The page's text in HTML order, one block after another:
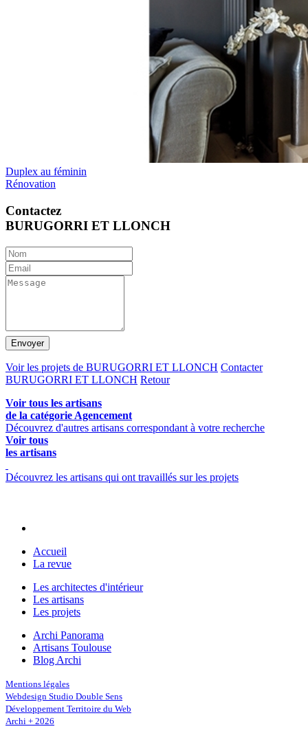
Duplex au féminin
Rénovation
Contactez
BURUGORRI ET LLONCH
Envoyer
Voir les projets de BURUGORRI ET LLONCH Contacter
BURUGORRI ET LLONCH Retour
Voir tous les artisans
de la catégorie Agencement
Découvrez d'autres artisans correspondant à votre recherche
Voir tous
les artisans
Découvrez les artisans qui ont travaillés sur les projets
Accueil
La revue
Les architectes d'intérieur
Les artisans
Les projets
Archi Panorama
Artisans Toulouse
Blog Archi
Mentions légales
Webdesign Studio Double Sens
Développement Territoire du Web
Archi + 2026